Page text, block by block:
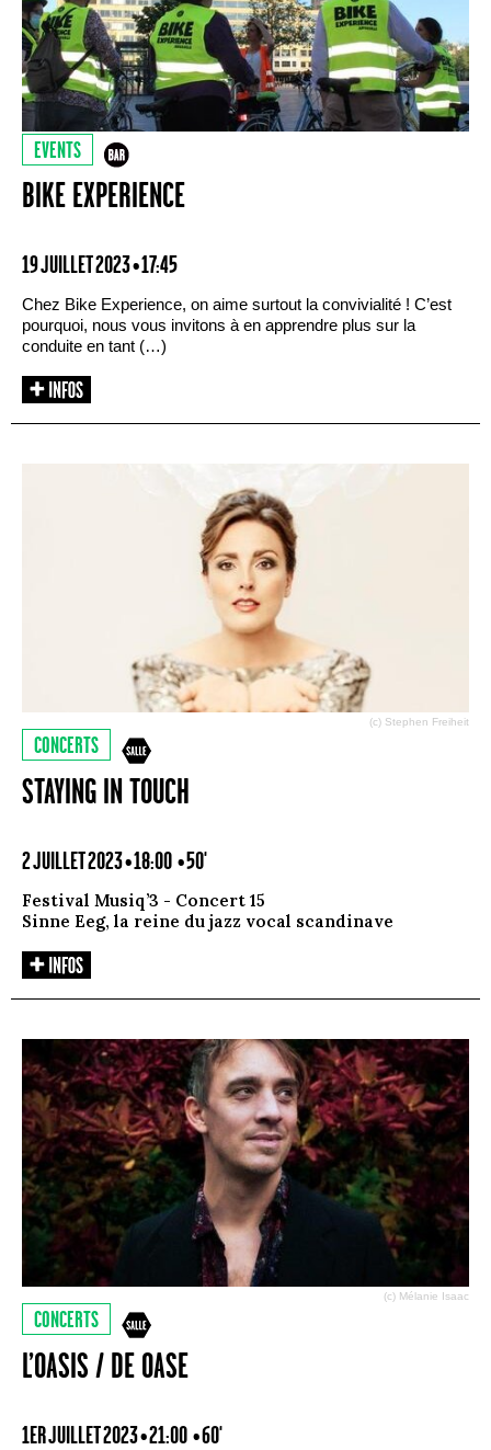
EVENTS
BIKE EXPERIENCE
19 JUILLET 2023 • 17:45
Chez Bike Experience, on aime surtout la convivialité ! C’est
pourquoi, nous vous invitons à en apprendre plus sur la
conduite en tant (…)
(c) Stephen Freiheit
CONCERTS
STAYING IN TOUCH
2 JUILLET 2023 • 18:00 • 50'
Festival Musiq’3 - Concert 15
Sinne Eeg, la reine du jazz vocal scandinave
(c) Mélanie Isaac
CONCERTS
L’OASIS / DE OASE
1ER JUILLET 2023 • 21:00 • 60'